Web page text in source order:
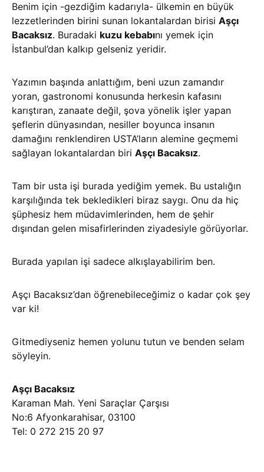
Benim için -gezdiğim kadarıyla- ülkemin en büyük
lezzetlerinden birini sunan lokantalardan birisi Aşçı
Bacaksız. Buradaki kuzu kebabını yemek için
İstanbul’dan kalkıp gelseniz yeridir.
Yazımın başında anlattığım, beni uzun zamandır
yoran, gastronomi konusunda herkesin kafasını
karıştıran, zanaate değil, şova yönelik işler yapan
şeflerin dünyasından, nesiller boyunca insanın
damağını renklendiren USTA’ların alemine geçmemi
sağlayan lokantalardan biri Aşçı Bacaksız.
Tam bir usta işi burada yediğim yemek. Bu ustalığın
karşılığında tek bekledikleri biraz saygı. Onu da hiç
şüphesiz hem müdavimlerinden, hem de şehir
dışından gelen misafirlerinden ziyadesiyle görüyorlar.
Burada yapılan işi sadece alkışlayabilirim ben.
Aşçı Bacaksız’dan öğrenebileceğimiz o kadar çok şey
var ki!
Gitmediyseniz hemen yolunu tutun ve benden selam
söyleyin.
Aşçı Bacaksız
Karaman Mah. Yeni Saraçlar Çarşısı
No:6 Afyonkarahisar, 03100
Tel: 0 272 215 20 97